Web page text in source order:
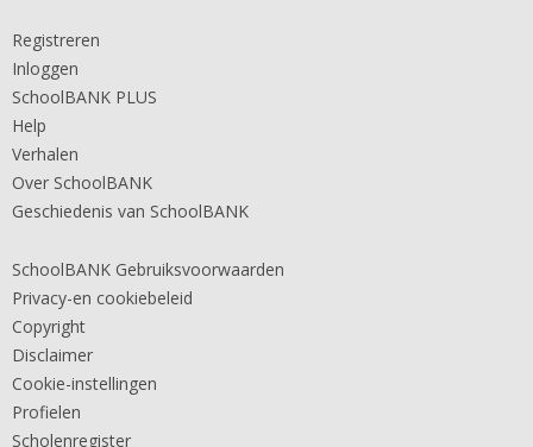
Registreren
Inloggen
SchoolBANK PLUS
Help
Verhalen
Over SchoolBANK
Geschiedenis van SchoolBANK
SchoolBANK Gebruiksvoorwaarden
Privacy-en cookiebeleid
Copyright
Disclaimer
Cookie-instellingen
Profielen
Scholenregister